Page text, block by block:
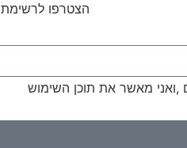
הצטרפו לרשימת
,ואני מאשר את תוכן השימוש